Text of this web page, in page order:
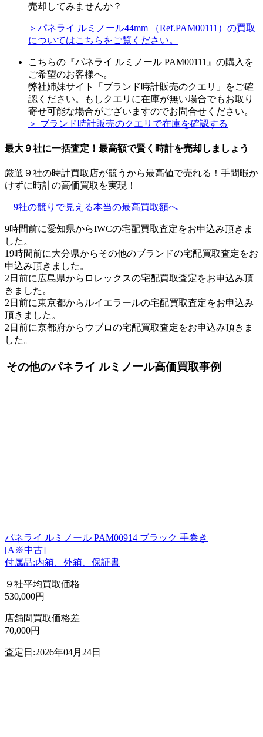
売却してみませんか？
＞パネライ ルミノール44mm （Ref.PAM00111）の買取
についてはこちらをご覧ください。
こちらの『パネライ ルミノール PAM00111』の購入を
ご希望のお客様へ。
弊社姉妹サイト「ブランド時計販売のクエリ」をご確
認ください。もしクエリに在庫が無い場合でもお取り
寄せ可能な場合がございますのでお問合せください。
＞ ブランド時計販売のクエリで在庫を確認する
最大９社に一括査定！ 最高額で賢く時計を売却しましょう
厳選９社の時計買取店が競うから最高値で売れる！手間暇か
けずに時計の高価買取を実現！
9社の競りで見える本当の最高買取額へ
9時間前に愛知県からIWCの宅配買取査定をお申込み頂きま
した。
19時間前に大分県からその他のブランドの宅配買取査定をお
申込み頂きました。
2日前に広島県からロレックスの宅配買取査定をお申込み頂
きました。
2日前に東京都からルイエラールの宅配買取査定をお申込み
頂きました。
2日前に京都府からウブロの宅配買取査定をお申込み頂きま
した。
その他のパネライ ルミノール高価買取事例
パネライ ルミノール PAM00914 ブラック 手巻き
[A※中古]
付属品:内箱、外箱、保証書
９社平均買取価格
530,000円
店舗間買取価格差
70,000円
査定日:2026年04月24日